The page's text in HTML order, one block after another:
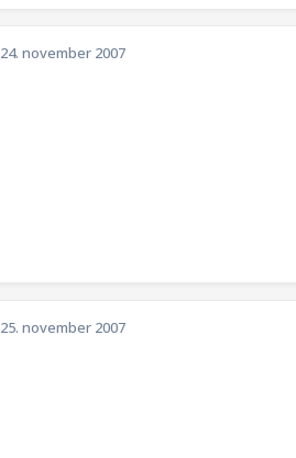
24. november 2007
25. november 2007